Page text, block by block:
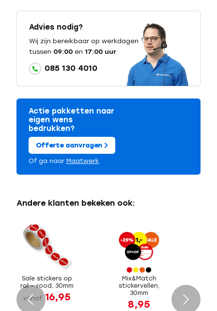
Advies nodig?
Wij zijn bereikbaar op werkdagen
tussen 09:00en 17:00 uur.
085 130 4010
Actie pakketten naar
eigen wens
bedrukken?
Offerte aanvragen
Of ga naar Maatwerk
Andere klanten bekeken ook:
Sale stickers op
rol – rood, 30mm
vanaf 16,95
Mix&Match
stickervellen,
30mm
8,95
Volgende